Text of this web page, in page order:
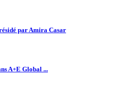
par Amira Casar
A+E Global ...